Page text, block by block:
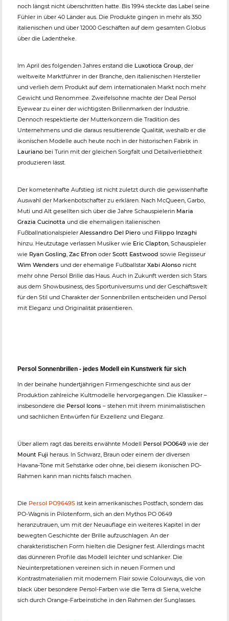
noch längst nicht überschritten hatte. Bis 1994 steckte das Label seine
Fühler in über 40 Länder aus. Die Produkte gingen in mehr als 350
italienischen und über 12000 Geschäften auf dem gesamten Globus
über die Ladentheke.
Im April des folgenden Jahres erstand die Luxoticca Group, der
weltweite Marktführer in der Branche, den italienischen Hersteller
und verlieh dem Produkt auf dem internationalen Markt noch mehr
Gewicht und Renommee. Zweifelsohne machte der Deal Persol
Eyewear zu einer der wichtigsten Brillenmarken der Industrie.
Dennoch respektierte der Mutterkonzern die Tradition des
Unternehmens und die daraus resultierende Qualität, weshalb er die
ikonischen Modelle auch heute noch in der historischen Fabrik in
Lauriano bei Turin mit der gleichen Sorgfalt und Detailverliebtheit
produzieren lässt.
Der kometenhafte Aufstieg ist nicht zuletzt durch die gewissenhafte
Auswahl der Markenbotschafter zu erklären. Nach McQueen, Garbo,
Muti und Alt gesellten sich über die Jahre Schauspielerin Maria
Grazia Cucinotta und die ehemaligen italienischen
Fußballnationalspieler Alessandro Del Piero und Filippo Inzaghi
hinzu. Heutzutage verlassen Musiker wie Eric Clapton, Schauspieler
wie Ryan Gosling, Zac Efron oder Scott Eastwood sowie Regisseur
Wim Wenders und der ehemalige Fußballstar Xabi Alonso nicht
mehr ohne Persol Brille das Haus. Auch in Zukunft werden sich Stars
aus dem Showbusiness, des Sportuniversums und der Geschäftswelt
für den Stil und Charakter der Sonnenbrillen entscheiden und Persol
mit Eleganz und Originalität präsentieren.
Persol Sonnenbrillen - jedes Modell ein Kunstwerk für sich
In der beinahe hundertjährigen Firmengeschichte sind aus der
Produktion zahlreiche Kultmodelle hervorgegangen. Die Klassiker –
insbesondere die Persol Icons – stehen mit ihrem minimalistischen
und sachlichen Entwürfen für Exzellenz und Eleganz.
Über allem ragt das bereits erwähnte Modell Persol PO0649 wie der
Mount Fuji heraus. In Schwarz, Braun oder einem der diversen
Havana-Töne mit Sehstärke oder ohne, bei diesem ikonischen PO-
Rahmen kann man nichts falsch machen.
Die Persol PO9649S ist kein amerikanisches Postfach, sondern das
PO-Wagnis in Pilotenform, sich an den Mythos PO 0649
heranzutrauen, um mit der Neuauflage ein weiteres Kapitel in der
bewegten Geschichte der Brille aufzuschlagen. An der
charakteristischen Form hielten die Designer fest. Allerdings macht
das dünneren Profile das Modell leichter und schlanker. Die
Neuinterpretationen vereinen sich in neuen Formen und
Kontrastmaterialien mit modernem Flair sowie Colourways, die von
black über besondere Persol-Farben wie die Terra di Siena, welche
sich durch Orange-Farbeinstiche in den Rahmen der Sunglasses.